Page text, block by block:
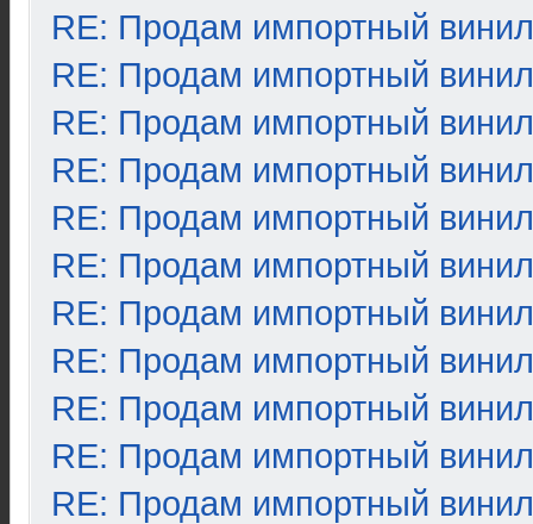
RE: Продам импортный винил
RE: Продам импортный винил
RE: Продам импортный винил
RE: Продам импортный винил
RE: Продам импортный винил
RE: Продам импортный винил
RE: Продам импортный винил
RE: Продам импортный винил
RE: Продам импортный винил
RE: Продам импортный винил
RE: Продам импортный винил